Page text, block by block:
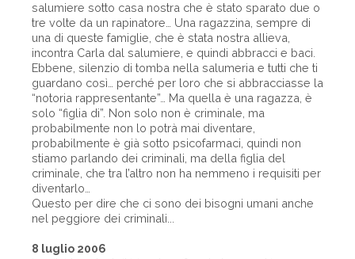
salumiere sotto casa nostra che è stato sparato due o
tre volte da un rapinatore… Una ragazzina, sempre di
una di queste famiglie, che è stata nostra allieva,
incontra Carla dal salumiere, e quindi abbracci e baci.
Ebbene, silenzio di tomba nella salumeria e tutti che ti
guardano così… perché per loro che si abbracciasse la
“notoria rappresentante”… Ma quella è una ragazza, è
solo “figlia di”. Non solo non è criminale, ma
probabilmente non lo potrà mai diventare,
probabilmente è già sotto psicofarmaci, quindi non
stiamo parlando dei criminali, ma della figlia del
criminale, che tra l’altro non ha nemmeno i requisiti per
diventarlo…
Questo per dire che ci sono dei bisogni umani anche
nel peggiore dei criminali...
8 luglio 2006